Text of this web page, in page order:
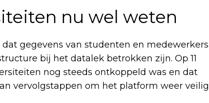
nu wel weten
gegevens van studenten en medewerkers
bij het datalek betrokken zijn. Op 11
nog steeds ontkoppeld was en dat
vervolgstappen om het platform weer veilig